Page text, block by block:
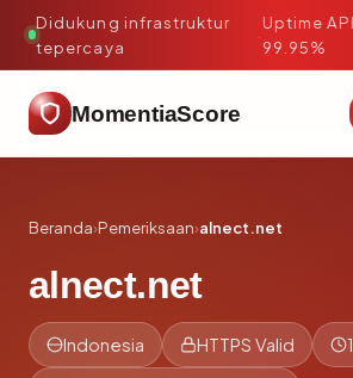
Didukung infrastruktur
tepercaya
·
Uptime
99.95%
MomentiaScore
Beranda›Pemeriksaan›alnect.net
alnect.net
Indonesia HTTPS Valid